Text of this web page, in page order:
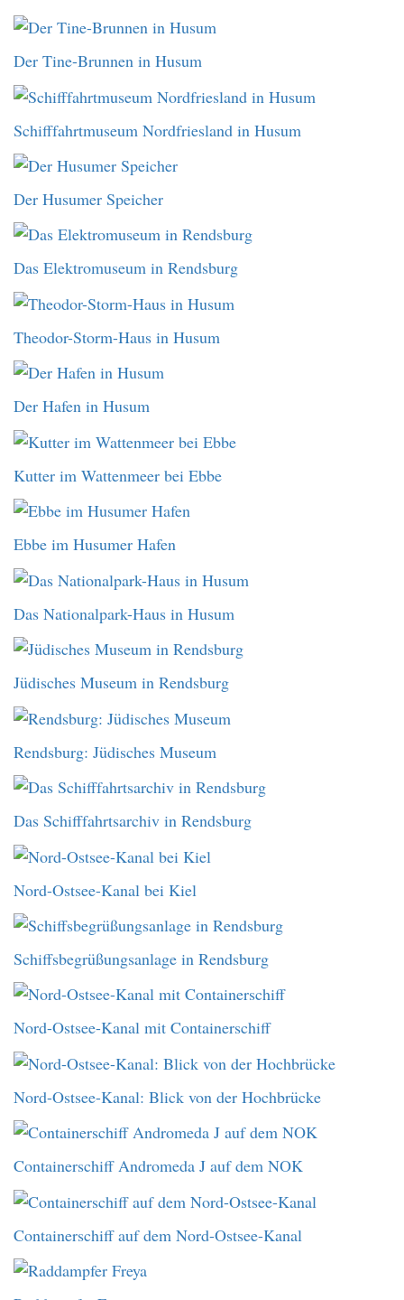
Der Tine-Brunnen in Husum
Schifffahrtmuseum Nordfriesland in Husum
Der Husumer Speicher
Das Elektromuseum in Rendsburg
Theodor-Storm-Haus in Husum
Der Hafen in Husum
Kutter im Wattenmeer bei Ebbe
Ebbe im Husumer Hafen
Das Nationalpark-Haus in Husum
Jüdisches Museum in Rendsburg
Rendsburg: Jüdisches Museum
Das Schifffahrtsarchiv in Rendsburg
Nord-Ostsee-Kanal bei Kiel
Schiffsbegrüßungsanlage in Rendsburg
Nord-Ostsee-Kanal mit Containerschiff
Nord-Ostsee-Kanal: Blick von der Hochbrücke
Containerschiff Andromeda J auf dem NOK
Containerschiff auf dem Nord-Ostsee-Kanal